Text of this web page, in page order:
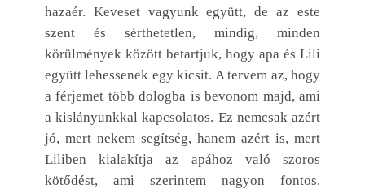
hazaér. Keveset vagyunk együtt, de az este
szent és sérthetetlen, mindig, minden
körülmények között betartjuk, hogy apa és Lili
együtt lehessenek egy kicsit. A tervem az, hogy
a férjemet több dologba is bevonom majd, ami
a kislányunkkal kapcsolatos. Ez nemcsak azért
jó, mert nekem segítség, hanem azért is, mert
Liliben kialakítja az apához való szoros
kötődést, ami szerintem nagyon fontos.